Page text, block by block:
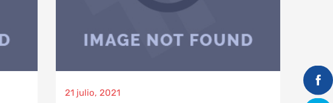
21 julio, 2021